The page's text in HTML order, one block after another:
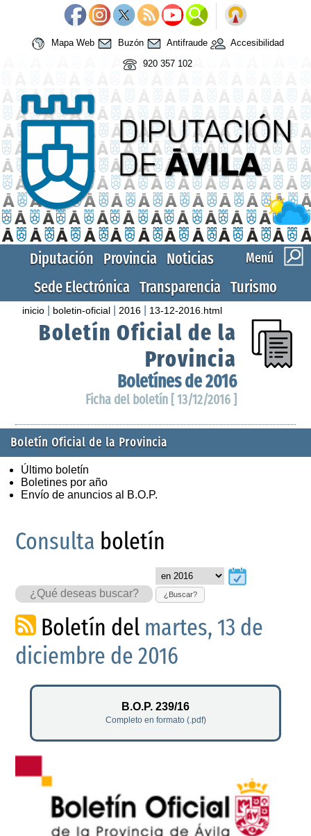
Mapa Web Buzón Antifraude
Accesibilidad
920 357 102
Menú
Diputación Provincia Noticias
Sede Electrónica Transparencia Turismo
inicio boletin-oficial 2016 13-12-2016.html
Boletín Oficial de la
Provincia
Boletínes de 2016
Ficha del boletín [ 13/12/2016 ]
Boletín Oficial de la Provincia
Último boletín
Boletines por año
Envío de anuncios al B.O.P.
Consulta boletín
¿Buscar?
Boletín del martes, 13 de
diciembre de 2016
B.O.P. 239/16
Completo en formato (.pdf)